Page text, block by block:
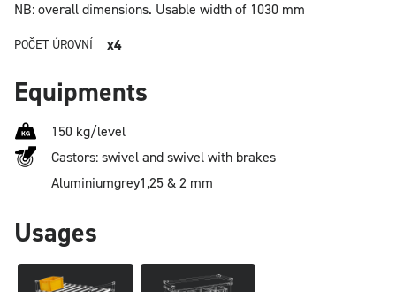
NB: overall dimensions. Usable width of 1030 mm
POČET ÚROVNÍ x4
Equipments
150 kg/level
Castors: swivel and swivel with brakes
Aluminiumgrey1,25 & 2 mm
Usages